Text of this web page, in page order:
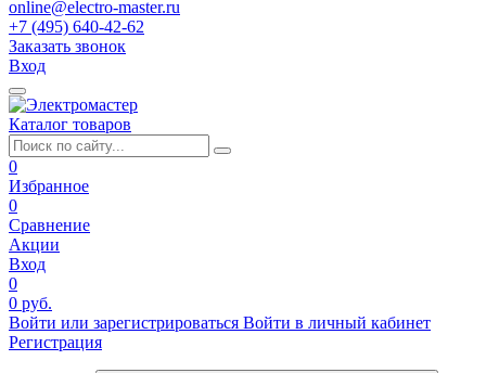
online@electro-master.ru
+7 (495) 640-42-62
Заказать звонок
Вход
Каталог товаров
0
Избранное
0
Сравнение
Акции
Вход
0
0 руб.
Войти или зарегистрироваться Войти в личный кабинет
Регистрация